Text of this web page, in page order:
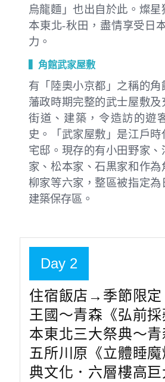
烏龍麵」也出自於此。燦星
本東北-秋田，盡情享受日
力。
▍角館武家屋敷
有「陸奧小京都」之稱的角
藩政時期完整的武士屋敷及
街道、建築，令造訪的遊
史。「武家屋敷」是江戶時
宅邸。現存的有小田野家、
家、松本家、石黒家和作為
柳家等六家，整區被指定為
建築保存區。
Day 2
住宿飯店→季節限定
王國～青森《弘前
本東北三大祭典～青
五所川原《立體睡
典文化．六層樓高